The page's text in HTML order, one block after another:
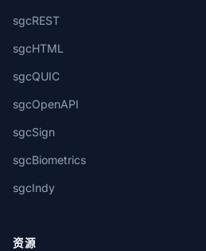
sgcREST
sgcHTML
sgcQUIC
sgcOpenAPI
sgcSign
sgcBiometrics
sgcIndy
资源